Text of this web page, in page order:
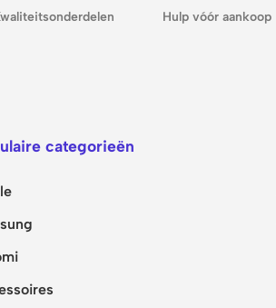
Hulp vóór aankoop
categorieën